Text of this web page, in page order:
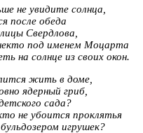
не увидите солнца,
после обеда
Свердлова,
под именем Моцарта
на солнце из своих окон.
жить в доме,
ядерный гриб,
сада?
не убоится проклятья
игрушек?